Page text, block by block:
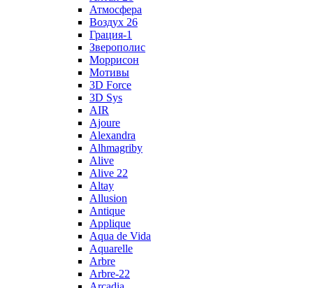
Атмосфера
Воздух 26
Грация-1
Зверополис
Моррисон
Мотивы
3D Force
3D Sys
AIR
Ajoure
Alexandra
Alhmagriby
Alive
Alive 22
Altay
Allusion
Antique
Applique
Aqua de Vida
Aquarelle
Arbre
Arbre-22